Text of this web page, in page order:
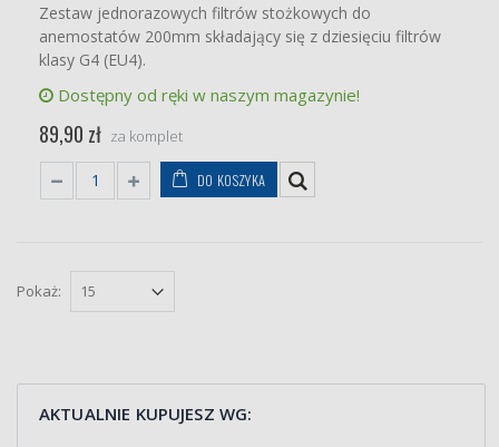
Zestaw jednorazowych filtrów stożkowych do
anemostatów 200mm składający się z dziesięciu filtrów
klasy G4 (EU4).
Dostępny od ręki w naszym magazynie!
89,90 zł za komplet
DO KOSZYKA
Pokaż:
AKTUALNIE KUPUJESZ WG: